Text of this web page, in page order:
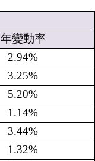
年變動率
2.94%
3.25%
5.20%
1.14%
3.44%
1.32%